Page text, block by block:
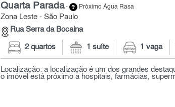
Quarta Parada- Próximo Água Rasa
Zona Leste - São Paulo
Rua Serra da Bocaina
2 quartos 1 suíte 1 vaga
Localização: a localização é um dos grandes
o imóvel está próximo a hospitais, farmácias,